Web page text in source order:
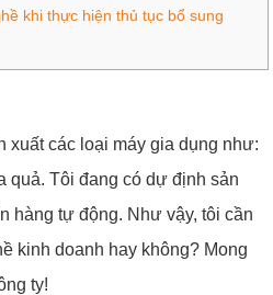
khi thực hiện thủ tục bổ sung
xuất các loại máy gia dụng như:
quả. Tôi đang có dự định sản
hàng tự động. Như vậy, tôi cần
kinh doanh hay không? Mong
ty!